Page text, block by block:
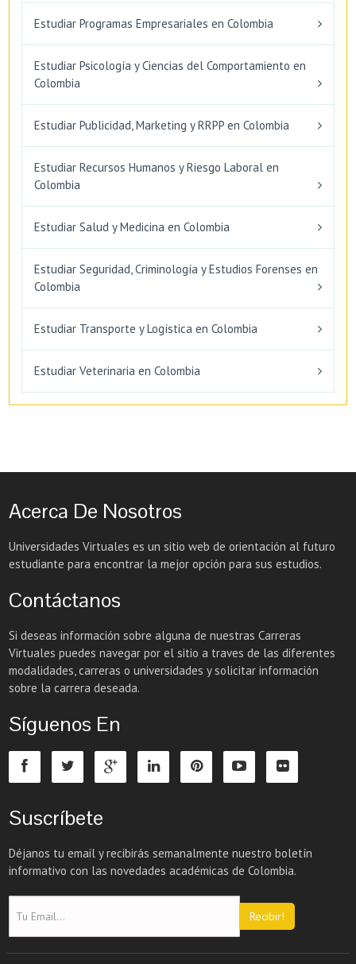
Estudiar Programas Empresariales en Colombia
Estudiar Psicología y Ciencias del Comportamiento en
Colombia
Estudiar Publicidad, Marketing y RRPP en Colombia
Estudiar Recursos Humanos y Riesgo Laboral en
Colombia
Estudiar Salud y Medicina en Colombia
Estudiar Seguridad, Criminología y Estudios Forenses en
Colombia
Estudiar Transporte y Logística en Colombia
Estudiar Veterinaria en Colombia
Acerca De Nosotros
Universidades Virtuales es un sitio web de orientación al futuro
estudiante para encontrar la mejor opción para sus estudios.
Contáctanos
Si deseas información sobre alguna de nuestras Carreras
Virtuales puedes navegar por el sitio a traves de las diferentes
modalidades, carreras o universidades y solicitar información
sobre la carrera deseada.
Síguenos En
Suscríbete
Déjanos tu email y recibirás semanalmente nuestro boletín
informativo con las novedades académicas de Colombia.
Recibir!